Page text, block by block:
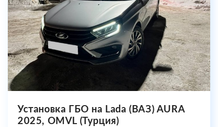
Установка ГБО на Lada (ВАЗ) AURA
2025, OMVL (Турция)